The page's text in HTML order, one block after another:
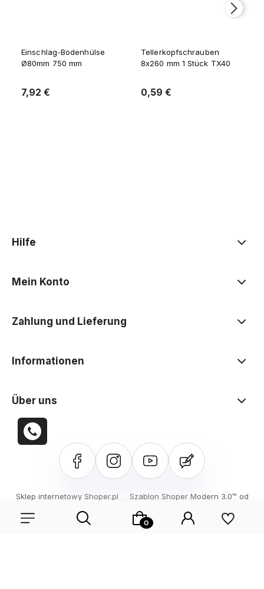
Einschlag-Bodenhülse
Ø80mm 750 mm
7,92 €
Tellerkopfschrauben
8x260 mm 1 Stück TX40
0,59 €
Hilfe
Mein Konto
Zahlung und Lieferung
Informationen
Über uns
Sklep internetowy Shoper.pl Szablon Shoper Modern 3.0™ od